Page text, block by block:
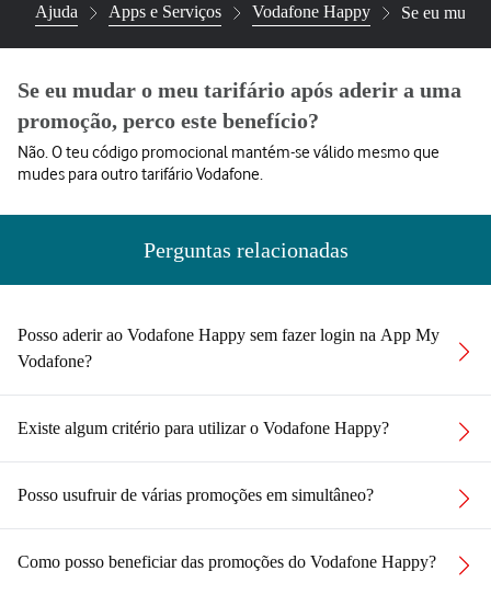
Ajuda Apps e Serviços Vodafone Happy Se eu
Se eu mudar o meu tarifário após aderir a uma
promoção, perco este benefício?
Não. O teu código promocional mantém-se válido mesmo que
mudes para outro tarifário Vodafone.
Perguntas relacionadas
Posso aderir ao Vodafone Happy sem fazer login na App My
Vodafone?
Existe algum critério para utilizar o Vodafone Happy?
Posso usufruir de várias promoções em simultâneo?
Como posso beneficiar das promoções do Vodafone Happy?